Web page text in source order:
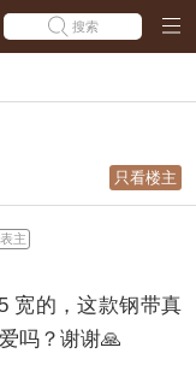
搜索
只看楼主
主
宽的，这款钢带真
吗？谢谢🙏